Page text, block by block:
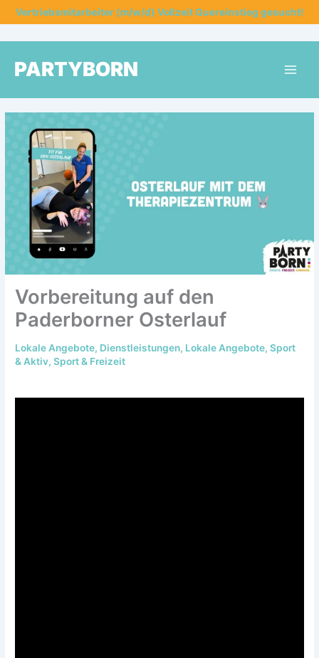
Zum
Inhalt
Vertriebsmitarbeiter (m/w/d) Vollzeit Quereinstieg gesucht!
PARTYBORN
Vorbereitung auf den
Paderborner Osterlauf
Lokale Angebote, Dienstleistungen, Lokale Angebote,Sport
& Aktiv,Sport & Freizeit